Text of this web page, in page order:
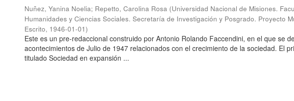
Nuñez, Yanina Noelia; Repetto, Carolina Rosa (Universidad Nacional de Misiones.
Humanidades y Ciencias Sociales. Secretaría de Investigación y Posgrado. Proyecto
Escrito, 1946-01-01)
Este es un pre-redaccional construido por Antonio Rolando Faccendini, en el que se
acontecimientos de Julio de 1947 relacionados con el crecimiento de la sociedad. El
titulado Sociedad en expansión ...